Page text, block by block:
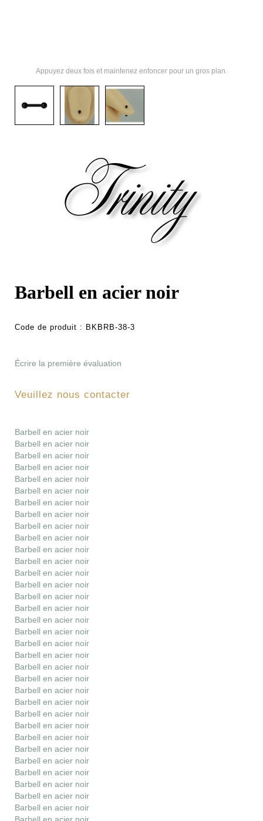
Appuyez deux fois et maintenez enfoncer pour un gros plan.
Barbell en acier noir
Code de produit : BKBRB-38-3
Écrire la première évaluation
Veuillez nous contacter
Barbell en acier noir
Barbell en acier noir
Barbell en acier noir
Barbell en acier noir
Barbell en acier noir
Barbell en acier noir
Barbell en acier noir
Barbell en acier noir
Barbell en acier noir
Barbell en acier noir
Barbell en acier noir
Barbell en acier noir
Barbell en acier noir
Barbell en acier noir
Barbell en acier noir
Barbell en acier noir
Barbell en acier noir
Barbell en acier noir
Barbell en acier noir
Barbell en acier noir
Barbell en acier noir
Barbell en acier noir
Barbell en acier noir
Barbell en acier noir
Barbell en acier noir
Barbell en acier noir
Barbell en acier noir
Barbell en acier noir
Barbell en acier noir
Barbell en acier noir
Barbell en acier noir
Barbell en acier noir
Barbell en acier noir